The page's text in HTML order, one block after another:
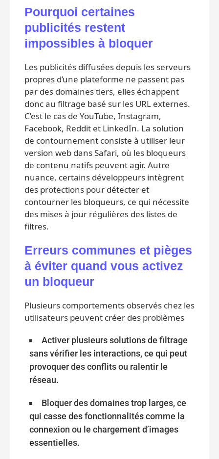
Pourquoi certaines
publicités restent
impossibles à bloquer
Les publicités diffusées depuis les serveurs
propres d’une plateforme ne passent pas
par des domaines tiers, elles échappent
donc au filtrage basé sur les URL externes.
C’est le cas de YouTube, Instagram,
Facebook, Reddit et LinkedIn. La solution
de contournement consiste à utiliser leur
version web dans Safari, où les bloqueurs
de contenu natifs peuvent agir. Autre
nuance, certains développeurs intègrent
des protections pour détecter et
contourner les bloqueurs, ce qui nécessite
des mises à jour régulières des listes de
filtres.
Erreurs communes et pièges
à éviter quand vous activez
un bloqueur
Plusieurs comportements observés chez les
utilisateurs peuvent créer des problèmes
Activer plusieurs solutions de filtrage
sans vérifier les interactions, ce qui peut
provoquer des conflits ou ralentir le
réseau.
Bloquer des domaines trop larges, ce
qui casse des fonctionnalités comme la
connexion ou le chargement d’images
essentielles.